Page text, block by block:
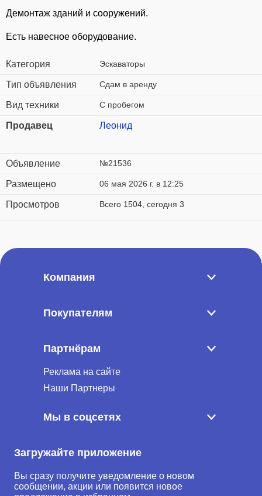
Демонтаж зданий и сооружений.
Есть навесное оборудование.
Категория Эскаваторы
Тип объявления Сдам в аренду
Вид техники С пробегом
Продавец Леонид
Объявление №21536
Размещено 06 мая 2026 г. в 12:25
Просмотров Всего 1504, сегодня 3
Компания
Покупателям
Партнёрам
Реклама на сайте
Наши Партнеры
Мы в соцсетях
Загружайте приложение
Вы сразу получите уведомление о новом
сообщении, акции или появится новое